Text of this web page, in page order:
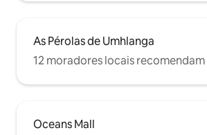
As Pérolas de Umhlanga
12 moradores locais recomendam
Oceans Mall